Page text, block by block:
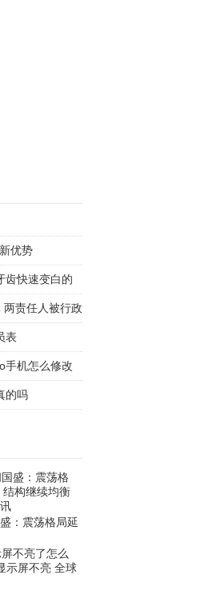
优势
齿快速变白的
两责任人被行政
表
手机怎么修改
的吗
：震荡格局延